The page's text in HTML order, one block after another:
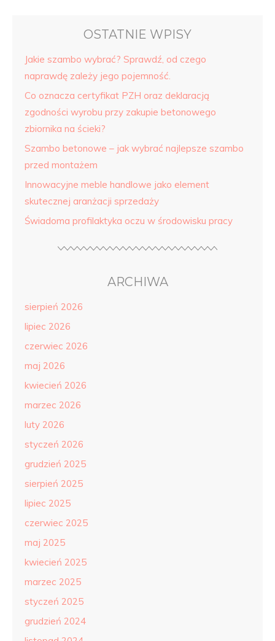
OSTATNIE WPISY
Jakie szambo wybrać? Sprawdź, od czego
naprawdę zależy jego pojemność.
Co oznacza certyfikat PZH oraz deklaracją
zgodności wyrobu przy zakupie betonowego
zbiornika na ścieki?
Szambo betonowe – jak wybrać najlepsze szambo
przed montażem
Innowacyjne meble handlowe jako element
skutecznej aranżacji sprzedaży
Świadoma profilaktyka oczu w środowisku pracy
ARCHIWA
sierpień 2026
lipiec 2026
czerwiec 2026
maj 2026
kwiecień 2026
marzec 2026
luty 2026
styczeń 2026
grudzień 2025
sierpień 2025
lipiec 2025
czerwiec 2025
maj 2025
kwiecień 2025
marzec 2025
styczeń 2025
grudzień 2024